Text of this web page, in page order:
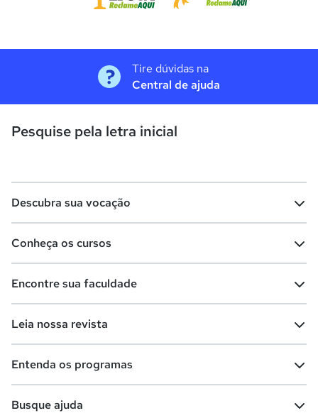
Tire dúvidas na
Central de ajuda
Pesquise pela letra inicial
Descubra sua vocação
Conheça os cursos
Cursos técnicos
Escolas
Encontre sua faculdade
Comunidade Quero
Leia nossa revista
Profissões
Entenda os programas
Busque ajuda